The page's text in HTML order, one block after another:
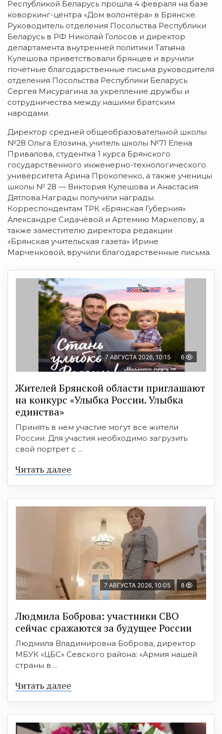
Республикой Беларусь прошла 4 февраля на базе
коворкинг-центра «Дом волонтёра» в Брянске.
Руководитель отделения Посольства Республики
Беларусь в РФ Николай Голосов и директор
департамента внутренней политики Татьяна
Кулешова приветствовали брянцев и вручили
почётные благодарственные письма руководителя
отделения Посольства Республики Беларусь
Сергея Мисурагина за укрепление дружбы и
сотрудничества между нашими братским
народами.
Директор средней общеобразовательной школы
№28 Ольга Елозина, учитель школы №71 Елена
Привалова, студентка 1 курса Брянского
государственного инженерно-технологического
университета Арина Прокопенко, а также ученицы
школы № 28 — Виктория Кулешова и Анастасия
Дятлова.Награды получили награды.
Корреспондентам ТРК «Брянская Губерния»
Александре Сидачёвой и Артемию Маркелову, а
также заместителю директора редакции
«Брянская учительская газета» Ирине
Марченковой, вручили благодарственные письма.
7 АВГУСТА 2026, 10:15 6
Жителей Брянской области приглашают
на конкурс «Улыбка России. Улыбка
единства»
Принять в нем участие могут все жители
России. Для участия необходимо загрузить
свой портрет с ...
Читать далее
7 АВГУСТА 2026, 10:05 8
Людмила Боброва: участники СВО
сейчас сражаются за будущее России
Людмила Владимировна Боброва, директор
МБУК «ЦБС» Севского района: «Армия нашей
страны в ...
Читать далее